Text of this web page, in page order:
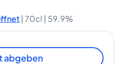
| 70cl | 59.9%
abgeben